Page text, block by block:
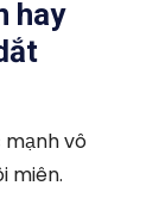
hay
mạnh vô
miên.